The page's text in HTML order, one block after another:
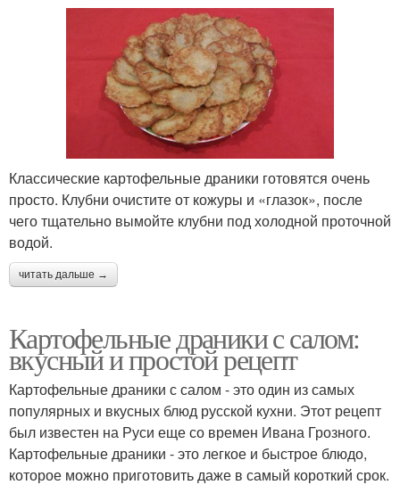
Классические картофельные драники готовятся очень
просто. Клубни очистите от кожуры и «глазок», после
чего тщательно вымойте клубни под холодной проточной
водой.
читать дальше →
Картофельные драники с салом:
вкусный и простой рецепт
Картофельные драники с салом - это один из самых
популярных и вкусных блюд русской кухни. Этот рецепт
был известен на Руси еще со времен Ивана Грозного.
Картофельные драники - это легкое и быстрое блюдо,
которое можно приготовить даже в самый короткий срок.